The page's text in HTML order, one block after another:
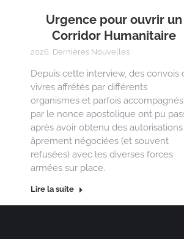
Urgence pour ouvrir un
Corridor Humanitaire
2026 Dernières Nouvelles
Depuis cette interview, des convois
vivres affrétés par différents
organismes et parfois accompagnés
par le nonce apostolique ont pu
après avoir obtenu des autorisations
âprement négociées (et souvent
refusées) avec les diverses forces
armées sur place.
Lire la suite